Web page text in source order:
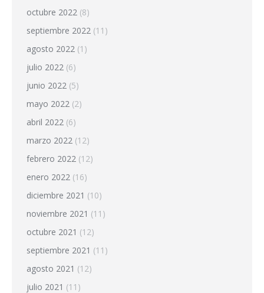
octubre 2022 (8)
septiembre 2022 (11)
agosto 2022 (1)
julio 2022 (6)
junio 2022 (5)
mayo 2022 (2)
abril 2022 (6)
marzo 2022 (12)
febrero 2022 (12)
enero 2022 (16)
diciembre 2021 (10)
noviembre 2021 (11)
octubre 2021 (12)
septiembre 2021 (11)
agosto 2021 (12)
julio 2021 (11)